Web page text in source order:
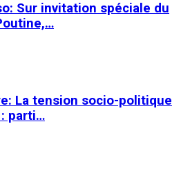
Sur invitation spéciale du
La tension socio-politique
: parti…